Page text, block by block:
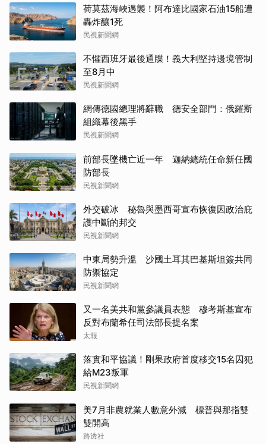
荷莫茲海峽遇襲！阿布達比國家石油15船遭
轟炸釀1死
民視新聞網
不懼西班牙最後通牒！義大利堅持邊境管制
至8月中
民視新聞網
網傳德國總理將辭職 德安全部門：俄羅斯
組織幕後黑手
民視新聞網
前部長墜機亡近一年 迦納總統任命新任國
防部長
民視新聞網
外交破冰 秘魯與墨西哥宣布恢復因政治庇
護中斷的邦交
民視新聞網
中東局勢升溫 沙國土耳其巴基斯坦簽共同
防禦協定
民視新聞網
又一名美共和黨參議員表態 穆考斯基宣布
反對布蘭希任司法部長提名案
太報
落實和平協議！剛果政府首度移交15名囚犯
給M23叛軍
民視新聞網
美7月非農就業人數意外減 標普與那指雙
雙開高
路透社